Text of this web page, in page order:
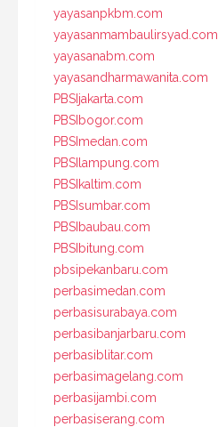
yayasanpkbm.com
yayasanmambaulirsyad.com
yayasanabm.com
yayasandharmawanita.com
PBSIjakarta.com
PBSIbogor.com
PBSImedan.com
PBSIlampung.com
PBSIkaltim.com
PBSIsumbar.com
PBSIbaubau.com
PBSIbitung.com
pbsipekanbaru.com
perbasimedan.com
perbasisurabaya.com
perbasibanjarbaru.com
perbasiblitar.com
perbasimagelang.com
perbasijambi.com
perbasiserang.com